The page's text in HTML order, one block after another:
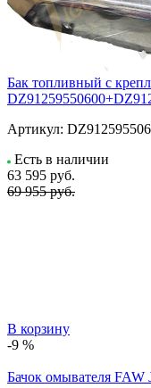
Бак топливный с
Артикул:
Есть в наличии
63 595 руб.
69 955 руб.
В корзину
-9 %
Бачок омывателя FAW